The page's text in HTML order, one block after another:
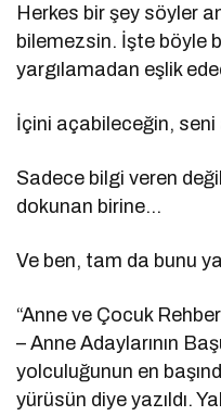
Herkes bir şey söyler
bilemezsin. İşte böyle
yargılamadan eşlik
İçini açabileceğin,
Sadece bilgi veren
dokunan birine…
Ve ben, tam da bunu
“Anne ve Çocuk
– Anne Adaylarının
yolculuğunun en
yürüsün diye yazıldı.